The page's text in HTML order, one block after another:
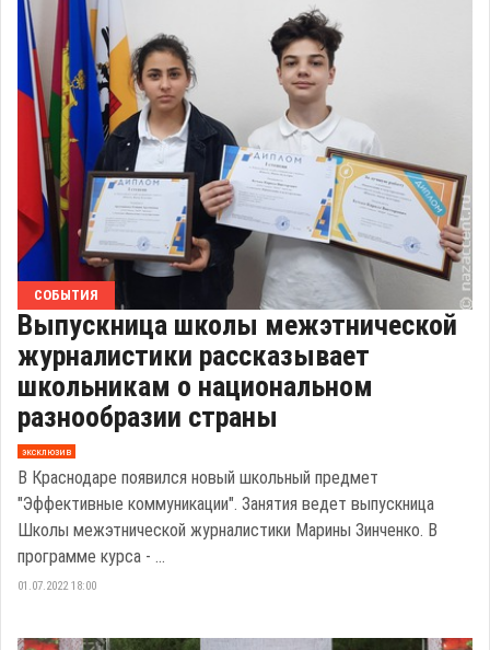
СОБЫТИЯ
Выпускница школы межэтнической
журналистики рассказывает
школьникам о национальном
разнообразии страны
эксклюзив
В Краснодаре появился новый школьный предмет
"Эффективные коммуникации". Занятия ведет выпускница
Школы межэтнической журналистики Марины Зинченко. В
программе курса - ...
01.07.2022 18:00